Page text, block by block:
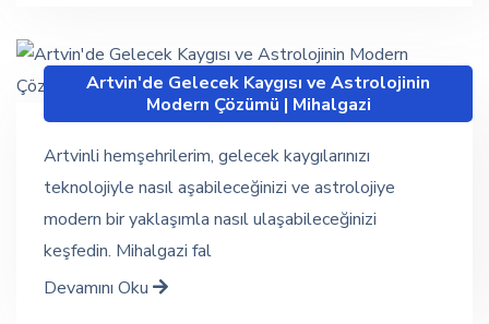
Artvin'de Gelecek Kaygısı ve Astrolojinin
Modern Çözümü | Mihalgazi
Artvinli hemşehrilerim, gelecek kaygılarınızı
teknolojiyle nasıl aşabileceğinizi ve astrolojiye
modern bir yaklaşımla nasıl ulaşabileceğinizi
keşfedin. Mihalgazi fal
Devamını Oku